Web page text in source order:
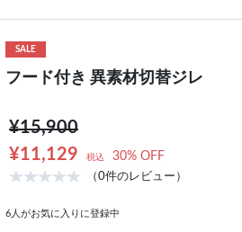
SALE
フード付き 異素材切替ジレ
¥15,900
¥11,129
税込 30% OFF
（0件のレビュー）
6 人がお気に入りに登録中